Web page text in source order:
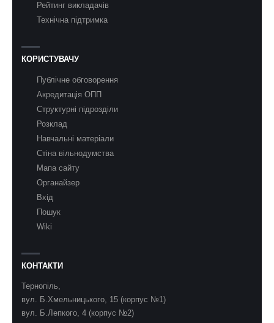
Рейтинг викладачів
Технічна підтримка
КОРИСТУВАЧУ
Публічне обговорення
Акредитація ОПП
Структурні підрозділи
Розклад
Навчальні матеріали
Стіна вільнодумства
Мапа сайту
Органайзер
Вхід
Пошук
Wiki
КОНТАКТИ
Тернопіль,
вул. Б.Хмельницького, 15 (корпус №1)
вул. Б.Лепкого, 4 (корпус №2)